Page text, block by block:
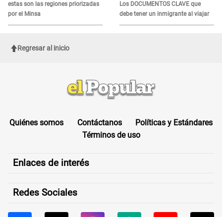
estas son las regiones priorizadas
por el Minsa
Los DOCUMENTOS CLAVE que
debe tener un inmigrante al viajar
Regresar al inicio
Quiénes somos Contáctanos
Políticas y Estándares
Términos de uso
Enlaces de interés
Redes Sociales